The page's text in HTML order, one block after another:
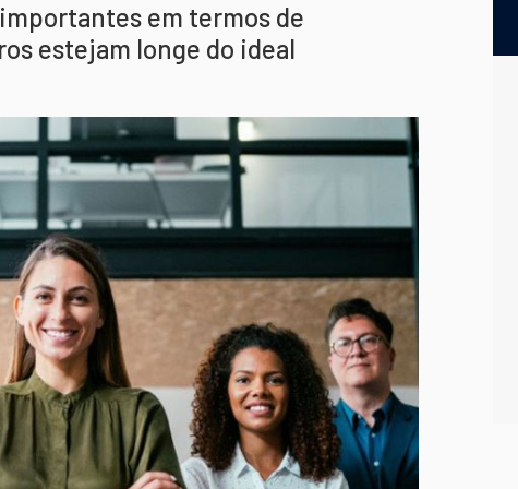
em termos de
estejam longe do ideal